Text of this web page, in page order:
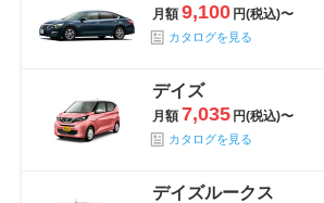
月額 9,100 円(税込)〜
カタログを見る
デイズ
月額 7,035 円(税込)〜
カタログを見る
デイズルークス